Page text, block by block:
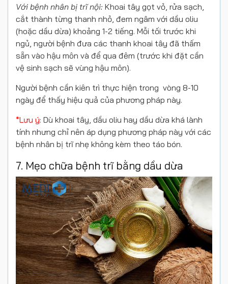
Với bệnh nhân bị trĩ nội: Khoai tây gọt vỏ, rửa sạch,
cắt thành từng thanh nhỏ, đem ngâm với dầu oliu
(hoặc dầu dừa) khoảng 1-2 tiếng. Mỗi tối trước khi
ngủ, người bệnh đưa các thanh khoai tây đã thấm
sẵn vào hậu môn và để qua đêm (trước khi đặt cần
vệ sinh sạch sẽ vùng hậu môn).
Người bệnh cần kiên trì thực hiện trong vòng 8-10
ngày để thấy hiệu quả của phương pháp này.
*Lưu ý: Dù khoai tây, dầu oliu hay dầu dừa khá lành
tính nhưng chỉ nên áp dụng phương pháp này với các
bệnh nhân bị trĩ nhẹ không kèm theo táo bón.
7. Mẹo chữa bệnh trĩ bằng dầu dừa